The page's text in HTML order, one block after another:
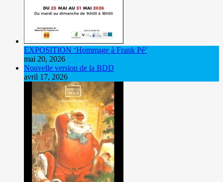
EXPOSITION ‘Hommage à Frank Pé’
mai 20, 2026
Nouvelle version de la BDD
avril 17, 2026